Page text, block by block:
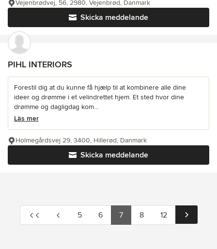
Skicka meddelande
Vejenbrødvej, 56, 2980, Vejenbrød, Danmark
PIHL INTERIORS
Forestil dig at du kunne få hjælp til at kombinere alle dine
ideer og drømme i et velindrettet hjem. Et sted hvor dine
drømme og dagligdag kom...
Läs mer
Skicka meddelande
Holmegårdsvej 29, 3400, Hillerød, Danmark
5 6 7 8 12